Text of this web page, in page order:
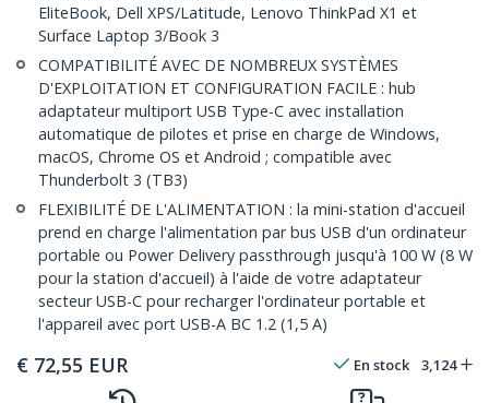
EliteBook, Dell XPS/Latitude, Lenovo ThinkPad X1 et
Surface Laptop 3/Book 3
COMPATIBILITÉ AVEC DE NOMBREUX SYSTÈMES
D'EXPLOITATION ET CONFIGURATION FACILE : hub
adaptateur multiport USB Type-C avec installation
automatique de pilotes et prise en charge de Windows,
macOS, Chrome OS et Android ; compatible avec
Thunderbolt 3 (TB3)
FLEXIBILITÉ DE L'ALIMENTATION : la mini-station d'accueil
prend en charge l'alimentation par bus USB d'un ordinateur
portable ou Power Delivery passthrough jusqu'à 100 W (8 W
pour la station d'accueil) à l'aide de votre adaptateur
secteur USB-C pour recharger l'ordinateur portable et
l'appareil avec port USB-A BC 1.2 (1,5 A)
€ 72,55 EUR En stock 3,124